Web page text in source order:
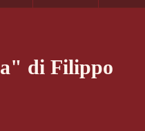
di Filippo